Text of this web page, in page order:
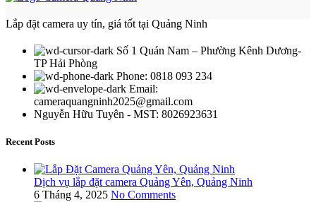
Lắp đặt camera uy tín, giá tốt tại Quảng Ninh
Số 1 Quán Nam – Phường Kênh Dương-
TP Hải Phòng
Phone: 0818 093 234
Email:
cameraquangninh2025@gmail.com
Nguyễn Hữu Tuyên - MST: 8026923631
Recent Posts
Dịch vụ lắp đặt camera Quảng Yên, Quảng Ninh
6 Tháng 4, 2025 No Comments